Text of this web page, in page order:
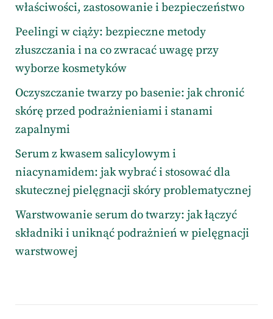
właściwości, zastosowanie i bezpieczeństwo
Peelingi w ciąży: bezpieczne metody
złuszczania i na co zwracać uwagę przy
wyborze kosmetyków
Oczyszczanie twarzy po basenie: jak chronić
skórę przed podrażnieniami i stanami
zapalnymi
Serum z kwasem salicylowym i
niacynamidem: jak wybrać i stosować dla
skutecznej pielęgnacji skóry problematycznej
Warstwowanie serum do twarzy: jak łączyć
składniki i uniknąć podrażnień w pielęgnacji
warstwowej